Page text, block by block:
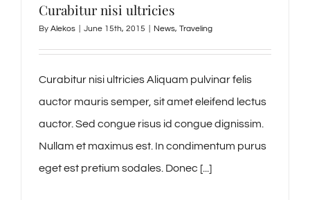
Curabitur nisi ultricies
By Alekos June 15th, 2015 News, Traveling
Curabitur nisi ultricies Aliquam pulvinar felis
auctor mauris semper, sit amet eleifend lectus
auctor. Sed congue risus id congue dignissim.
Nullam et maximus est. In condimentum purus
eget est pretium sodales. Donec [...]